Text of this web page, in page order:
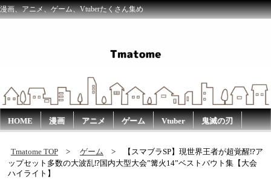
漫画、アニメ、ゲーム、Vtuberたくさん集め
HOME 漫画 アニメ ゲーム Vtuber 鬼滅の刃
Tmatome TOP ゲーム
【スマブラSP】現世界王者が超覚醒⁉︎ア
ップセット多数の大波乱⁉︎国内大型大会”篝火14”ベストバウト集【大会
ハイライト】